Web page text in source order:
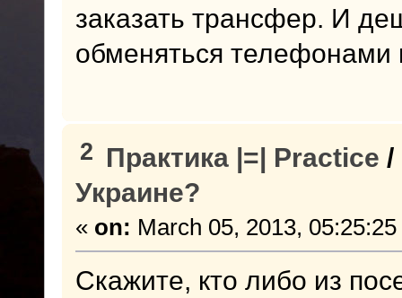
заказать трансфер. И
обменяться телефонами
2 Практика |=| Practice /
Украине?
« on: March 05, 2013,
Скажите, кто либо из